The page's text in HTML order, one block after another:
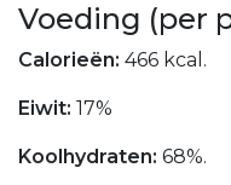
Voeding (per
Calorieën: 466 kcal.
Eiwit: 17%
Koolhydraten: 68%.